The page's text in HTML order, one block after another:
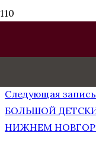
Предыдущая
Следующая запись
БОЛЬШОЙ
НИЖНЕМ